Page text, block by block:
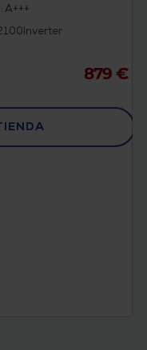
Inverter
879 €